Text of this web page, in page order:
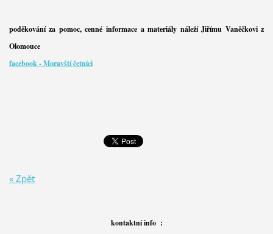
poděkování za pomoc, cenné informace a materiály náleží Jiřímu Vaněčkovi z
Olomouce
facebook - Moravští četníci
« Zpět
kontaktní info :